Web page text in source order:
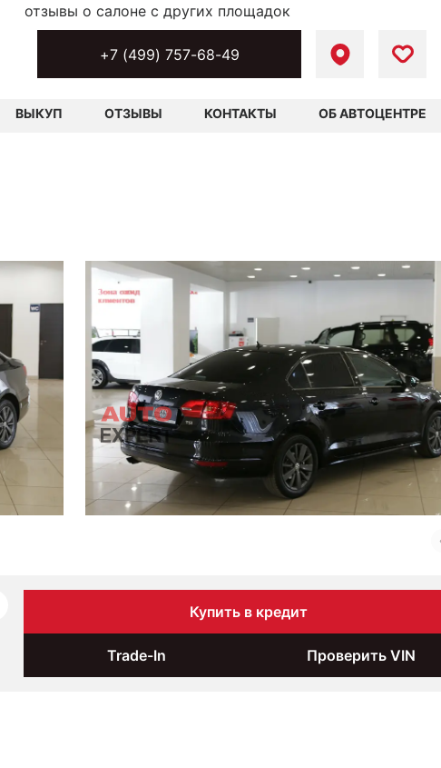
+7 (499) 757-68-49
ВЫКУП ОТЗЫВЫ КОНТАКТЫ ОБ АВТОЦЕНТРЕ
отзывы о салоне с других площадок
Купить в кредит
Trade-In Проверить VIN